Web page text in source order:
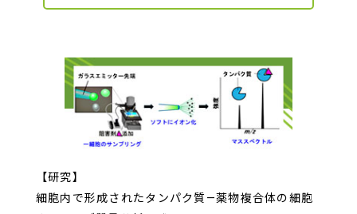
【研究】
細胞内で形成されたタンパク質—薬物複合体の細胞